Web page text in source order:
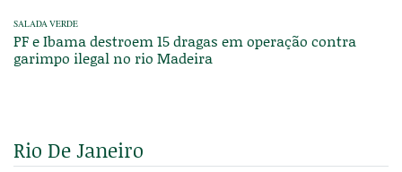
SALADA VERDE
PF e Ibama destroem 15 dragas em operação contra
garimpo ilegal no rio Madeira
Rio De Janeiro